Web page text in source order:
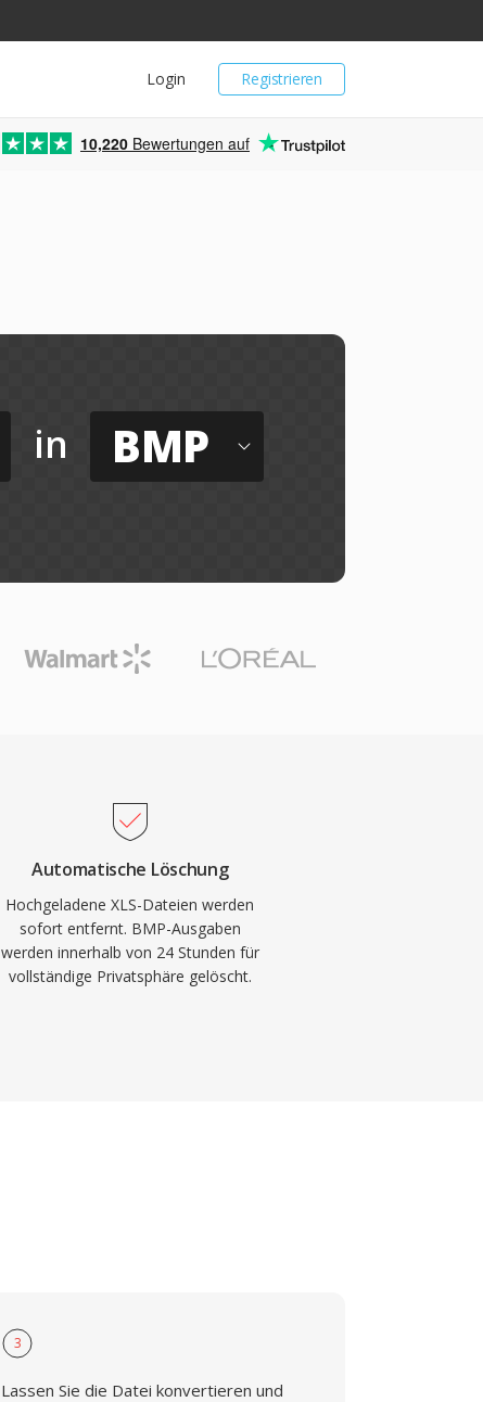
Registrieren
Login
10,220 Bewertungen auf
in BMP
Automatische Löschung
Hochgeladene XLS-Dateien werden
sofort entfernt. BMP-Ausgaben
werden innerhalb von 24 Stunden für
vollständige Privatsphäre gelöscht.
3
Lassen Sie die Datei konvertieren und